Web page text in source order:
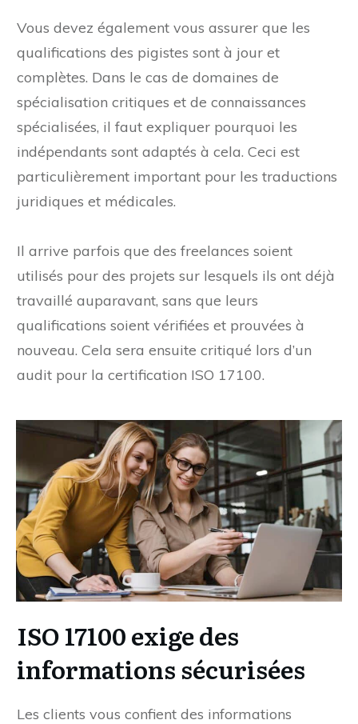
Vous devez également vous assurer que les
qualifications des pigistes sont à jour et
complètes. Dans le cas de domaines de
spécialisation critiques et de connaissances
spécialisées, il faut expliquer pourquoi les
indépendants sont adaptés à cela. Ceci est
particulièrement important pour les traductions
juridiques et médicales.
Il arrive parfois que des freelances soient
utilisés pour des projets sur lesquels ils ont déjà
travaillé auparavant, sans que leurs
qualifications soient vérifiées et prouvées à
nouveau. Cela sera ensuite critiqué lors d’un
audit pour la certification ISO 17100.
ISO 17100 exige des
informations sécurisées
Les clients vous confient des informations